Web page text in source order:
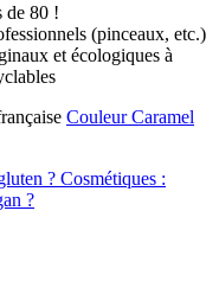
de 80 !
(pinceaux, etc.)
et écologiques à
Couleur Caramel
? Cosmétiques :
?